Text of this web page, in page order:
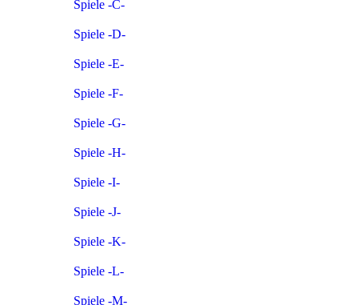
Spiele -C-
Spiele -D-
Spiele -E-
Spiele -F-
Spiele -G-
Spiele -H-
Spiele -I-
Spiele -J-
Spiele -K-
Spiele -L-
Spiele -M-